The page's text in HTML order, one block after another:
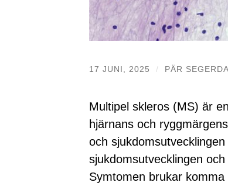
17 JUNI, 2025 / PÄR
Multipel skleros (MS) är
hjärnans och
och
sjukdomsutvecklingen
Symtomen brukar